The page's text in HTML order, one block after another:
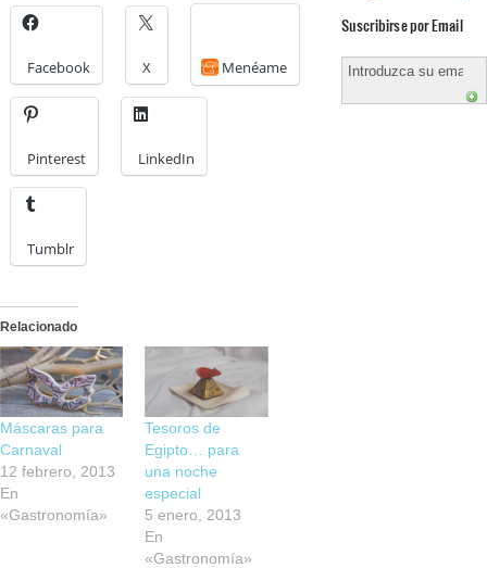
Facebook X Menéame
Pinterest LinkedIn
Tumblr
Relacionado
Máscaras para
Carnaval
12 febrero, 2013
En
«Gastronomía»
Tesoros de
Egipto… para
una noche
especial
5 enero, 2013
En
«Gastronomía»
Suscribirse por Email